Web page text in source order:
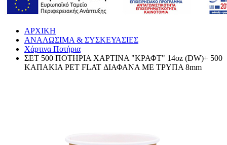
ΑΡΧΙΚΗ
ΑΝΑΛΩΣΙΜΑ & ΣΥΣΚΕΥΑΣΙΕΣ
Χάρτινα Ποτήρια
ΣΕΤ 500 ΠΟΤΗΡΙΑ ΧΑΡΤΙΝΑ "ΚΡΑΦΤ" 14oz (DW)+ 500
ΚΑΠΑΚΙΑ PET FLAT ΔΙΑΦΑΝΑ ΜΕ ΤΡΥΠΑ 8mm